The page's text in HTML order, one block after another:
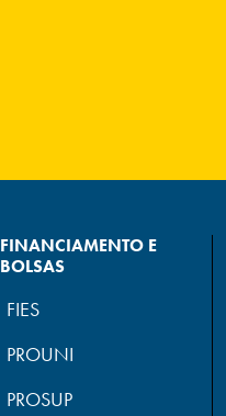
FINANCIAMENTO E
BOLSAS
FIES
PROUNI
PROSUP